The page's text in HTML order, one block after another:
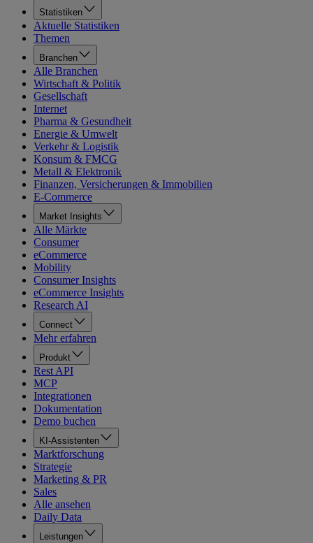
Statistiken
Aktuelle Statistiken
Themen
Branchen
Alle Branchen
Wirtschaft & Politik
Gesellschaft
Internet
Pharma & Gesundheit
Energie & Umwelt
Verkehr & Logistik
Konsum & FMCG
Metall & Elektronik
Finanzen, Versicherungen & Immobilien
E-Commerce
Market Insights
Alle Märkte
Consumer
eCommerce
Mobility
Consumer Insights
eCommerce Insights
Research AI
Connect
Mehr erfahren
Produkt
Rest API
MCP
Integrationen
Dokumentation
Demo buchen
KI-Assistenten
Marktforschung
Strategie
Marketing & PR
Sales
Alle ansehen
Daily Data
Leistungen